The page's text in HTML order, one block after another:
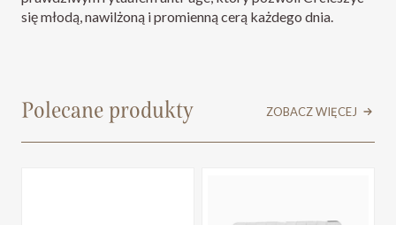
się młodą, nawilżoną i promienną cerą każdego dnia.
Polecane produkty ZOBACZ WIĘCEJ